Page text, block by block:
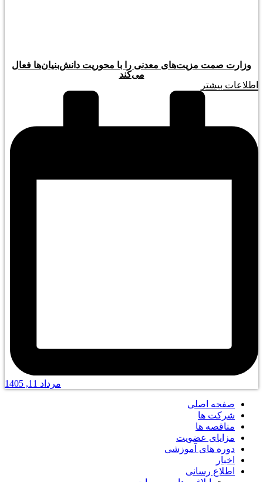
وزارت صمت مزیت‌های معدنی را با محوریت دانش‌بنیان‌ها فعال
می‌کند
اطلاعات بیشتر
مرداد 11, 1405
صفحه اصلی
شرکت ها
مناقصه ها
مزایای عضویت
دوره های آموزشی
اخبار
اطلاع رسانی